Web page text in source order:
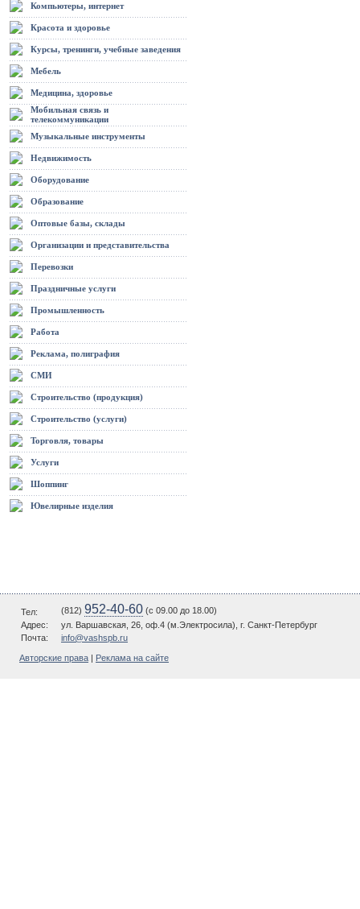
Компьютеры, интернет
Красота и здоровье
Курсы, тренинги, учебные заведения
Мебель
Медицина, здоровье
Мобильная связь и
телекоммуникации
Музыкальные инструменты
Недвижимость
Оборудование
Образование
Оптовые базы, склады
Организации и представительства
Перевозки
Праздничные услуги
Промышленность
Работа
Реклама, полиграфия
СМИ
Строительство (продукция)
Строительство (услуги)
Торговля, товары
Услуги
Шоппинг
Ювелирные изделия
Тел: (812) 952-40-60 (c 09.00 до 18.00)
Адрес:
ул. Варшавская, 26, оф.4 (м.Электросила), г. Санкт-Петербург
Почта:
info@vashspb.ru
Авторские права Реклама на сайте